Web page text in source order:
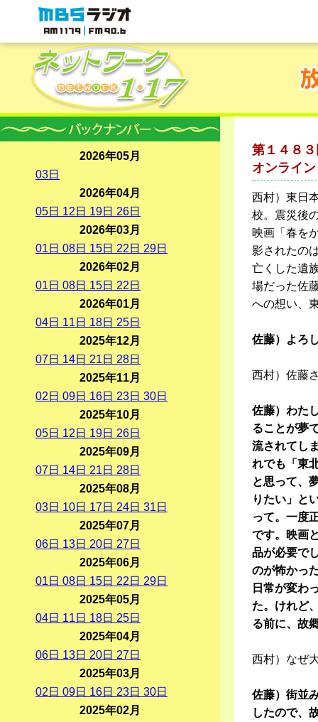
MBSラジオ 1179|FM90.6
第１４８
オンライ
西村）東日
校。震災後
映画「春を
影されたの
亡くした遺
場だった佐
への想い、
佐藤）よろ
西村）佐藤
佐藤）わた
ることが夢
流されてし
れでも「東
と思って、
りたい」と
って。一度
です。映画
品が必要で
のが怖かっ
日常が変わ
た。けれど
る前に、故
西村）なぜ
佐藤）街並
したので、
2026年05月
03日
2026年04月
05日 12 日 19日 26日
2026年03月
01 日 08日 15日 22 日 29日
2026年02月
01 日 08日 15日 22 日
2026年01月
04日 11 日 18日 25日
2025年12月
07日 14日 21 日 28日
2025年11月
02 日 09日 16日 23日 30日
2025年10月
05日 12 日 19日 26日
2025年09月
07日 14日 21 日 28日
2025年08月
03日 10日 17日 24日 31 日
2025年07月
06日 13日 20日 27日
2025年06月
01 日 08日 15日 22 日 29日
2025年05月
04日 11 日 18日 25日
2025年04月
06日 13日 20日 27日
2025年03月
02 日 09日 16日 23日 30日
2025年02月